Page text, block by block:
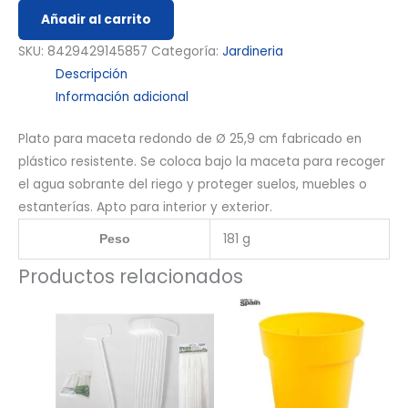
Añadir al carrito
SKU: 8429429145857 Categoría: Jardineria
Descripción
Información adicional
Plato para maceta redondo de Ø 25,9 cm fabricado en
plástico resistente. Se coloca bajo la maceta para recoger
el agua sobrante del riego y proteger suelos, muebles o
estanterías. Apto para interior y exterior.
Peso 181 g
Productos relacionados